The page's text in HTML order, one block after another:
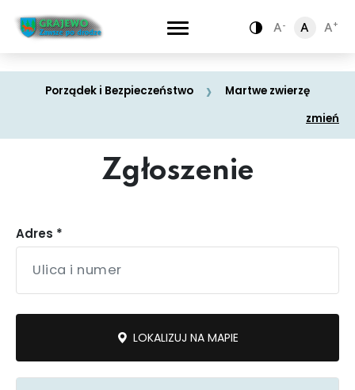
Zamiana
A - A A +
Zamiana
A - A A +
Porządek i Bezpieczeństwo
Martwe zwierzę
zmień
Drogi
miejska
Uszkodzona
Zgłoszenie
Adres *
LOKALIZUJ NA MAPIE